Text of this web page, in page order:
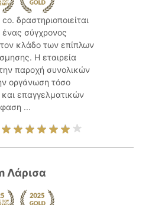
δραστηριοποιείται
σύγχρονος
κλάδο των επίπλων
Η εταιρεία
παροχή συνολικών
οργάνωση τόσο
επαγγελματικών
...
Λάρισα